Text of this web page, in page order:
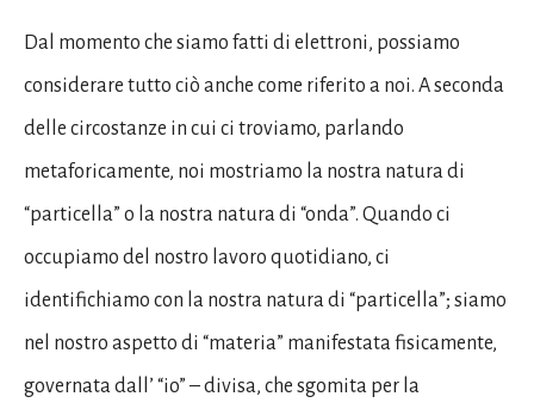
Dal momento che siamo fatti di elettroni, possiamo
considerare tutto ciò anche come riferito a noi. A seconda
delle circostanze in cui ci troviamo, parlando
metaforicamente, noi mostriamo la nostra natura di
“particella” o la nostra natura di “onda”. Quando ci
occupiamo del nostro lavoro quotidiano, ci
identifichiamo con la nostra natura di “particella”; siamo
nel nostro aspetto di “materia” manifestata fisicamente,
governata dall’ “io” – divisa, che sgomita per la